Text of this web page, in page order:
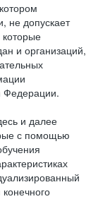
не допускает
и организаций,
Федерации.
и далее
с помощью